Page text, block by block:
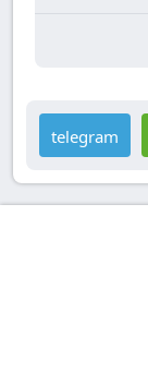
telegram